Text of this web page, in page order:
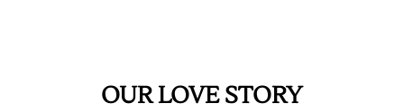
OUR LOVE STORY